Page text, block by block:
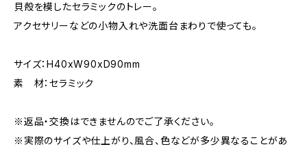
貝殻を模したセラミックのトレー。
アクセサリーなどの小物入れや洗面台まわりで使っても。
サイズ：H40xW90xD90mm
素 材：セラミック
※返品・交換はできませんのでご了承ください。
※実際のサイズや仕上がり、風合、色などが多少異なることがあ